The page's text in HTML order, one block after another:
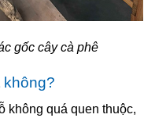
gốc cây cà phê
không?
không quá quen thuộc,